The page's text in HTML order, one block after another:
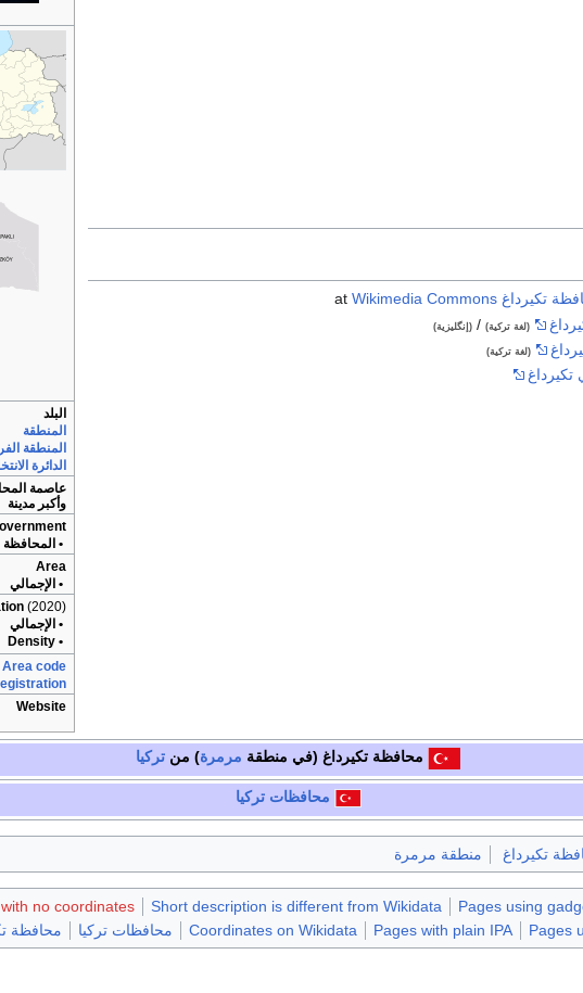
البلد
المنطقة
المنطقة
الدائرة
عاصمة
وأكبر مدينة
• المحافظة
Area
• الإجمالي
(2020)
• الإجمالي
• Density
Area code
Website
تكيرداغ at
Wikimedia Commons
(لغة تركية) /(إنگليزية)
(لغة تركية)
محافظة تكيرداغ(في منطقة مرمرة) من تركيا
محافظات تركيا
تكيرداغ منطقة مرمرة
Pages using
Short description is different from Wikidata
no coordinates
Pages
Pages with plain IPA
Coordinates on Wikidata محافظات تركيا محافظة